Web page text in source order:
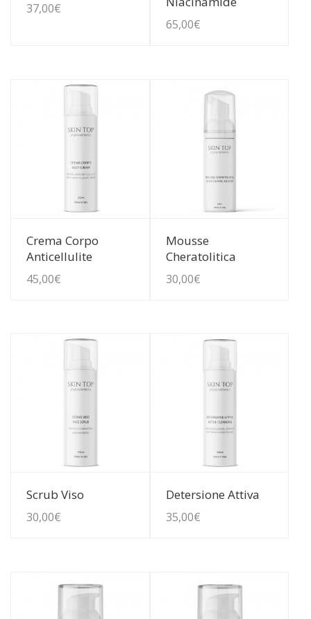
37,00€
65,00€
Guarda Dettagli
Crema Corpo
Anticellulite
45,00€
Guarda Dettagli
Mousse
Cheratolitica
30,00€
Guarda Dettagli
Scrub Viso
30,00€
Guarda Dettagli
Detersione Attiva
35,00€